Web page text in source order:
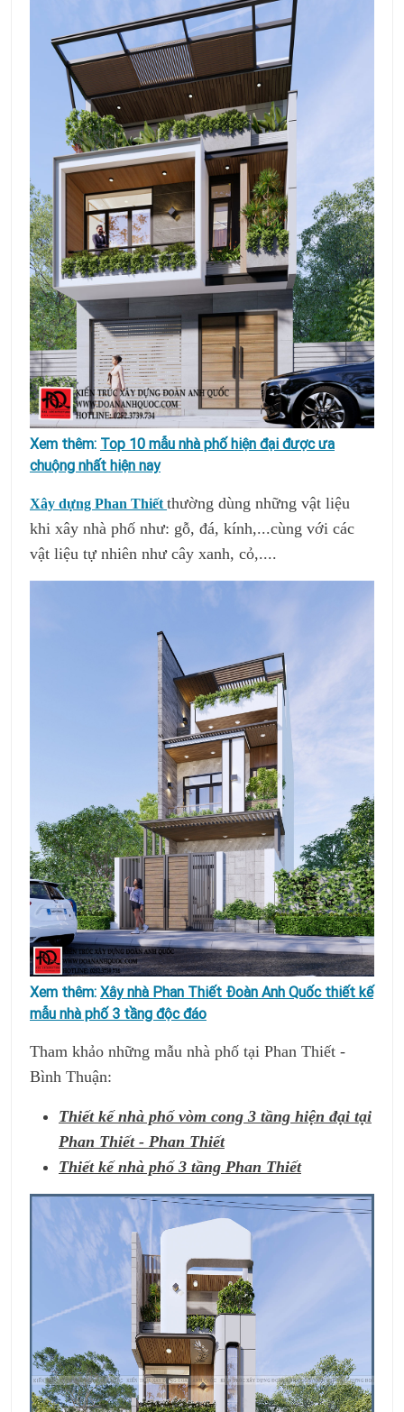
Xem thêm: Top 10 mẫu nhà phố hiện đại được ưa
chuộng nhất hiện nay
Xây dựng Phan Thiết thường dùng những vật liệu
khi xây nhà phố như: gỗ, đá, kính,...cùng với các
vật liệu tự nhiên như cây xanh, cỏ,....
Xem thêm: Xây nhà Phan Thiết Đoàn Anh Quốc thiết kế
mẫu nhà phố 3 tầng độc đáo
Tham khảo những mẫu nhà phố tại Phan Thiết -
Bình Thuận:
Thiết kế nhà phố vòm cong 3 tầng hiện đại tại
Phan Thiết - Phan Thiết
Thiết kế nhà phố 3 tầng Phan Thiết